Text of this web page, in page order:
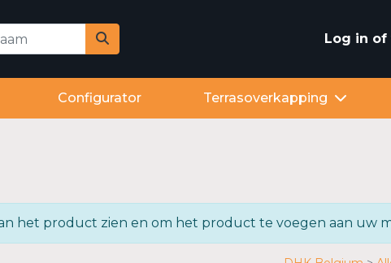
Log in of
Configurator Terrasoverkapping
het product zien en om het product te voegen aan uw